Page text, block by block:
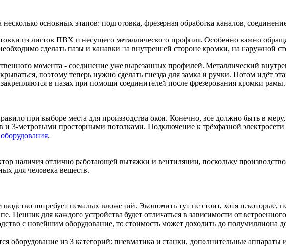
основных этапов: подготовка, фрезерная обработка каналов,
из листов ПВХ и несущего металлического профиля. Особенно важно
сделать пазы и канавки на внутренней стороне кромки, на наружной
момента - соединение уже вырезанных профилей. Металлический
поэтому теперь нужно сделать гнезда для замка и ручки. Потом идёт
в пазах при помощи соединителей после фрезерования кромки рамы.
при выборе места для производства окон. Конечно, все должно быть в
3-метровыми просторными потолками. Подключение к трёхфазной электросети
.
наличия отлично работающей вытяжки и вентиляции, поскольку
для человека веществ.
потребует немалых вложений. Экономить тут не стоит, хотя
Ценник для каждого устройства будет отличаться в зависимости от
с новейшим оборудование, то стоимость может доходить до полумиллиона
оборудование из 3 категорий: пневматика и станки, дополнительные